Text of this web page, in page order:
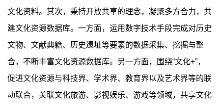
文化资料。其次，秉持开放共享的理念，凝聚多方合力，共
建文化资源数据库。一方面，运用数字技术手段完成对历史
文物、文献典籍、历史遗址等要素的数据采集、挖掘与整
合，不断丰富文化资源数据库。另一方面，围绕“文化+”，
促进文化资源与科技界、学术界、教育界以及艺术界等的联
动联合，关联文化旅游、影视娱乐、游戏等领域，共享文化